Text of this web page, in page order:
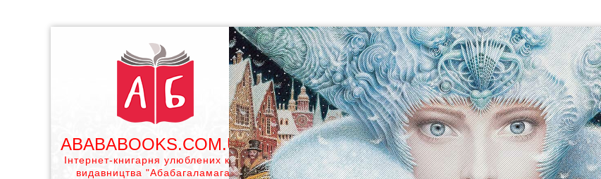
ABABABOOKS.COM.UA
Інтернет-книгарня улюблених книг
видавництва "Абабагаламага"